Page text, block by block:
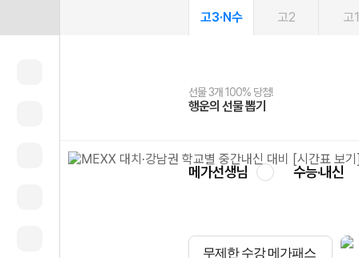
고3·N수 고2 고1
선물 3개 100% 당첨!
행운의 선물 뽑기
선물 100% 증정!
메가스터디 X 올리브
여름방학 스터디 캐시백
메가런 썸머스쿨
2027 러셀 단과
강사 공개선발
스마트러닝앱
설문 EVENT
메가패스
3일 무료 체험권
메가패스 수강생 무료혜택!
메가클럽 멤버십
사회공헌 캠페인
희망이룸 메가나눔
메가선생님 수능·내신
무제한 수강 메가패스